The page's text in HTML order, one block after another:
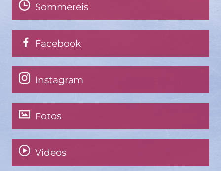
Sommereis
Facebook
Instagram
Fotos
Videos